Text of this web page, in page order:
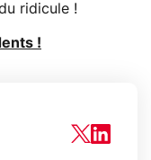
ridicule !
!